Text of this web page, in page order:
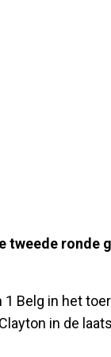
tweede ronde
Belg in het
in de